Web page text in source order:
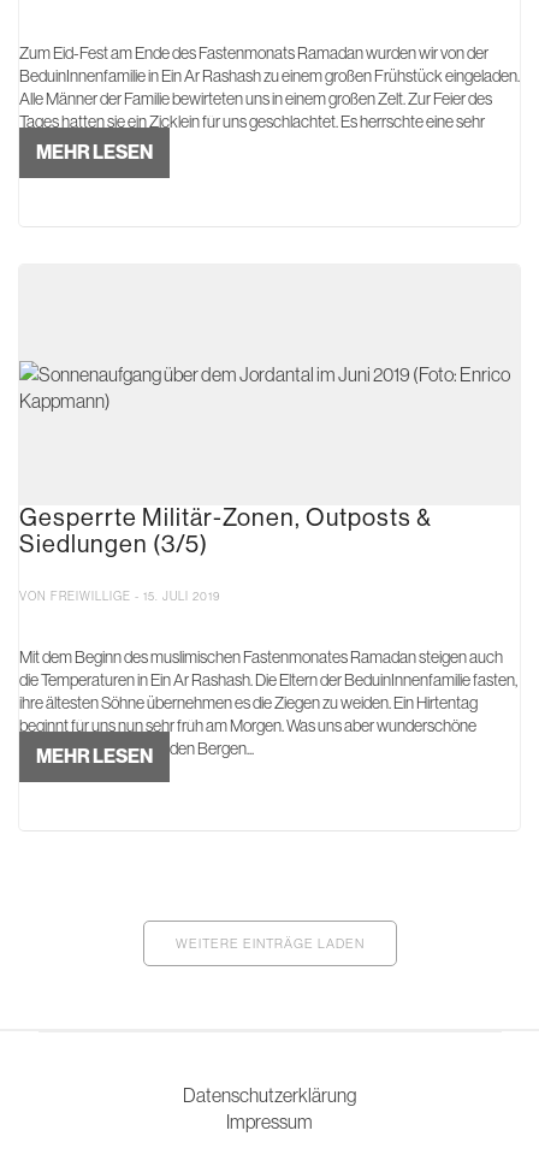
Zum Eid-Fest am Ende des Fastenmonats Ramadan wurden wir von der
BeduinInnenfamilie in Ein Ar Rashash zu einem großen Frühstück eingeladen.
Alle Männer der Familie bewirteten uns in einem großen Zelt. Zur Feier des
Tages hatten sie ein Zicklein für uns geschlachtet. Es herrschte eine sehr
gelöste Stimmung...
MEHR LESEN
Gesperrte Militär-Zonen, Outposts &
Siedlungen (3/5)
VON FREIWILLIGE - 15. JULI 2019
Mit dem Beginn des muslimischen Fastenmonates Ramadan steigen auch
die Temperaturen in Ein Ar Rashash. Die Eltern der BeduinInnenfamilie fasten,
ihre ältesten Söhne übernehmen es die Ziegen zu weiden. Ein Hirtentag
beginnt für uns nun sehr früh am Morgen. Was uns aber wunderschöne
Sonnenaufgänge über den Bergen...
MEHR LESEN
WEITERE EINTRÄGE LADEN
Datenschutzerklärung
Impressum